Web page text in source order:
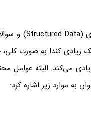
زیادی کند! به صورت
می‌کند. البته عوامل
به موارد زیر اشاره کرد: